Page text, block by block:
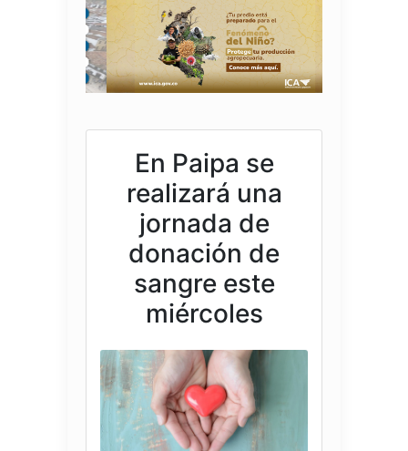
En Paipa se
realizará una
jornada de
donación de
sangre este
miércoles